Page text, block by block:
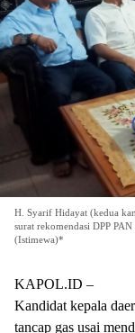
H. Syarif Hidayat (kedua
surat rekomendasi DPP
(Istimewa)*
KAPOL.ID –
Kandidat kepala
tancap gas usai